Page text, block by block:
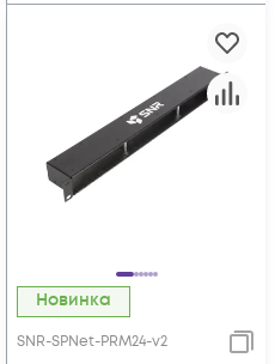
Новинка
SNR-SPNet-PRM24-v2